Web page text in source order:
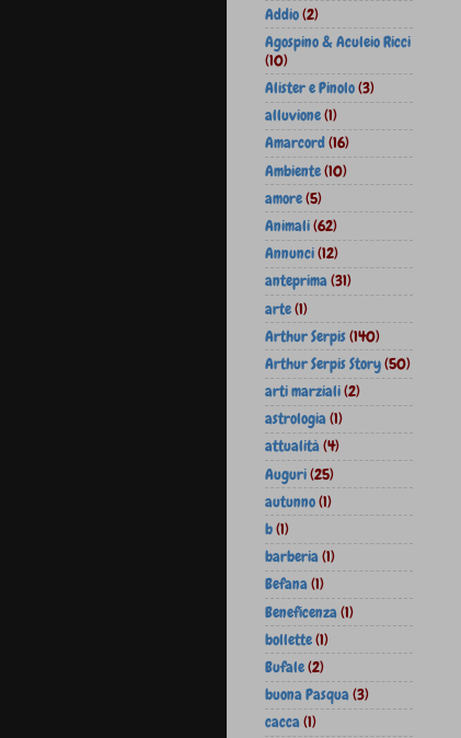
Addio(2)
Agospino & Aculeio Ricci
(10)
Alister e Pinolo(3)
alluvione(1)
Amarcord(16)
Ambiente(10)
amore(5)
Animali(62)
Annunci(12)
anteprima(31)
arte(1)
Arthur Serpis(140)
Arthur Serpis Story(50)
arti marziali(2)
astrologia(1)
attualità(4)
Auguri(25)
autunno(1)
b(1)
barberia(1)
Befana(1)
Beneficenza(1)
bollette(1)
Bufale(2)
buona Pasqua(3)
cacca(1)